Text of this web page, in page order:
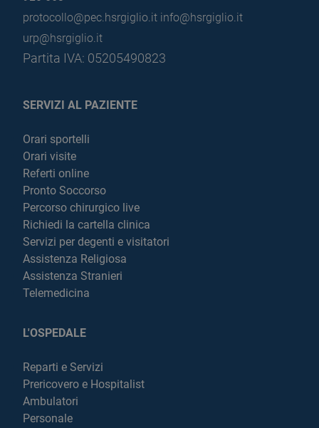
protocollo@pec.hsrgiglio.it info@hsrgiglio.it
urp@hsrgiglio.it
Partita IVA: 05205490823
SERVIZI AL PAZIENTE
Orari sportelli
Orari visite
Referti online
Pronto Soccorso
Percorso chirurgico live
Richiedi la cartella clinica
Servizi per degenti e visitatori
Assistenza Religiosa
Assistenza Stranieri
Telemedicina
L'OSPEDALE
Reparti e Servizi
Prericovero e Hospitalist
Ambulatori
Personale